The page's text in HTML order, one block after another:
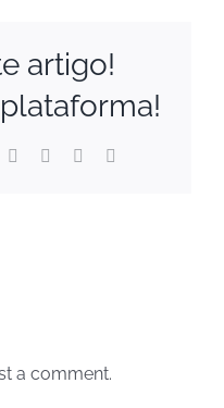
artigo!
TumblrPinterest
a comment.